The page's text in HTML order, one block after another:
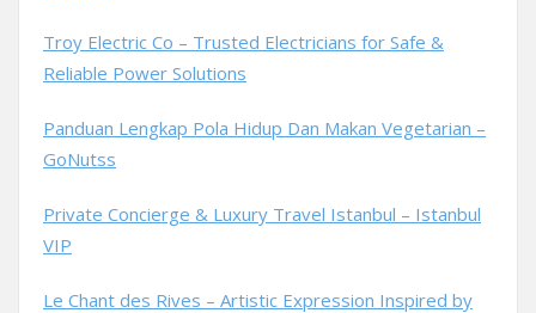
Troy Electric Co – Trusted Electricians for Safe &
Reliable Power Solutions
Panduan Lengkap Pola Hidup Dan Makan Vegetarian –
GoNutss
Private Concierge & Luxury Travel Istanbul – Istanbul
VIP
Le Chant des Rives – Artistic Expression Inspired by